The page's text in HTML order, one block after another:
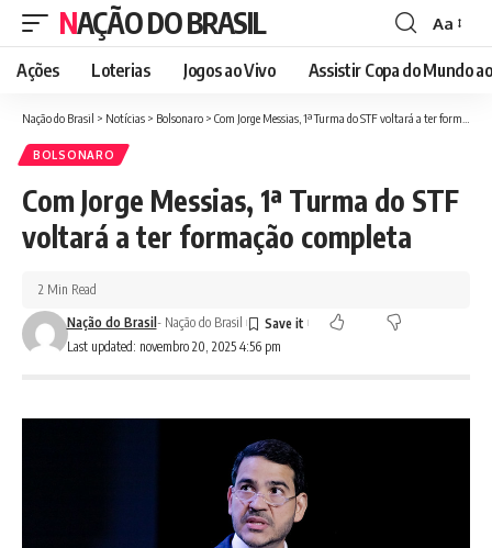
NAÇÃO DO BRASIL
Font
Resizer
Aa
Ações Loterias Jogos ao Vivo Assistir Copa do Mundo
Nação do Brasil > Notícias > Bolsonaro > Com Jorge Messias, 1ª Turma do STF voltará a ter formação completa
BOLSONARO
Com Jorge Messias, 1ª Turma do STF
voltará a ter formação completa
Last updated: novembro 20, 2025 4:56 pm
Nação do Brasil- Nação do Brasil
2 Min Read